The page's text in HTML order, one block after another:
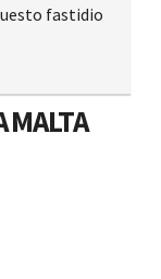
fastidio
MALTA